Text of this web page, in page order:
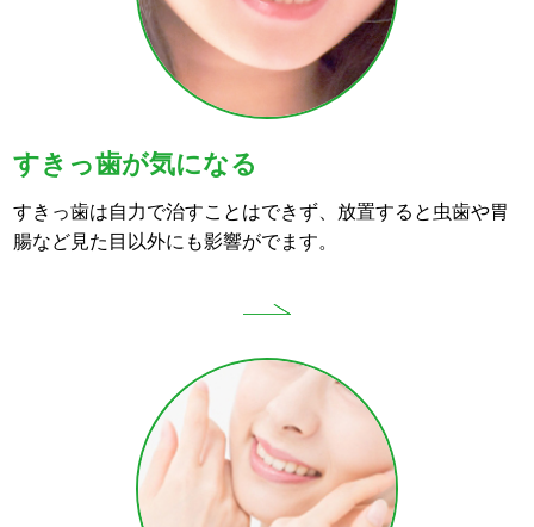
すきっ歯が気になる
すきっ歯は自力で治すことはできず、放置すると虫歯や胃
腸など見た目以外にも影響がでます。